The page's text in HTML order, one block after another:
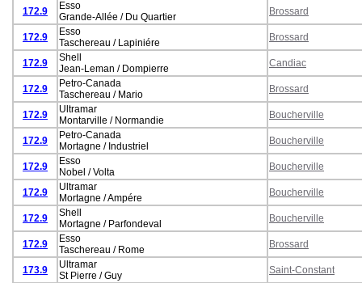
172.9
Esso
Grande-Allée / Du Quartier
Brossard
172.9
Esso
Taschereau / Lapiniére
Brossard
172.9
Shell
Jean-Leman / Dompierre
Candiac
172.9
Petro-Canada
Taschereau / Mario
Brossard
172.9
Ultramar
Montarville / Normandie
Boucherville
172.9
Petro-Canada
Mortagne / Industriel
Boucherville
172.9
Esso
Nobel / Volta
Boucherville
172.9
Ultramar
Mortagne / Ampére
Boucherville
172.9
Shell
Mortagne / Parfondeval
Boucherville
172.9
Esso
Taschereau / Rome
Brossard
173.9
Ultramar
St Pierre / Guy
Saint-Constant